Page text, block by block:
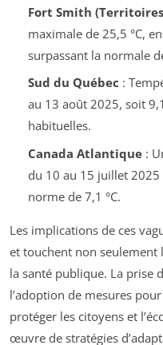
Fort Smith
maximale de 25,5 °C,
surpassant la normale
Sud du Québec :
au 13 août 2025, soit
habituelles.
Canada Atlantique:
du 10 au 15 juillet 2025
norme de 7,1 °C.
Les implications de ces
et touchent non seulement
la santé publique. La prise
l’adoption de mesures
protéger les citoyens et
œuvre de stratégies